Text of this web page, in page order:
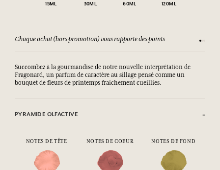
15ML 30ML 60ML 120ML
Chaque achat (hors promotion) vous rapporte des points
Succombez à la gourmandise de notre nouvelle interprétation de
Fragonard, un parfum de caractère au sillage pensé comme un
bouquet de fleurs de printemps fraichement cueillies.
PYRAMIDE OLFACTIVE
NOTES DE TÊTE NOTES DE COEUR NOTES DE FOND